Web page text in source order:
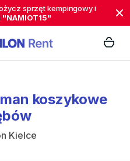
sprzęt kempingowy i
"NAMIOT15"
koszykowe
Kielce